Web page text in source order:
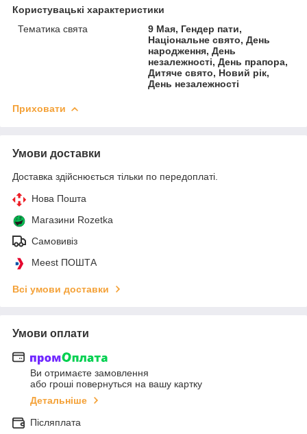
Користувацькі характеристики
Тематика свята
9 Мая, Гендер пати,
Національне свято, День
народження, День
незалежності, День прапора,
Дитяче свято, Новий рік,
День незалежності
Приховати
Умови доставки
Доставка здійснюється тільки по передоплаті.
Нова Пошта
Магазини Rozetka
Самовивіз
Meest ПОШТА
Всі умови доставки
Умови оплати
Ви отримаєте замовлення
або гроші повернуться на вашу картку
Детальніше
Післяплата